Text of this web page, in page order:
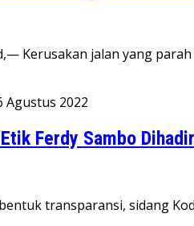
Kerusakan jalan yang
Agustus 2022
Ferdy Sambo
transparansi, sidang